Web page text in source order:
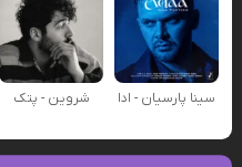
سینا پارسیان - ادا شروین - پتک